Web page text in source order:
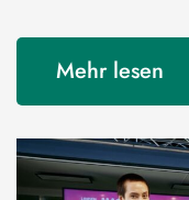
Mehr lesen